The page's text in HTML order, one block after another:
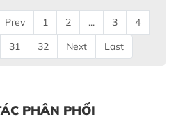
Prev 1 2 ... 3
4
31 32 Next Last
PHÂN PHỐI